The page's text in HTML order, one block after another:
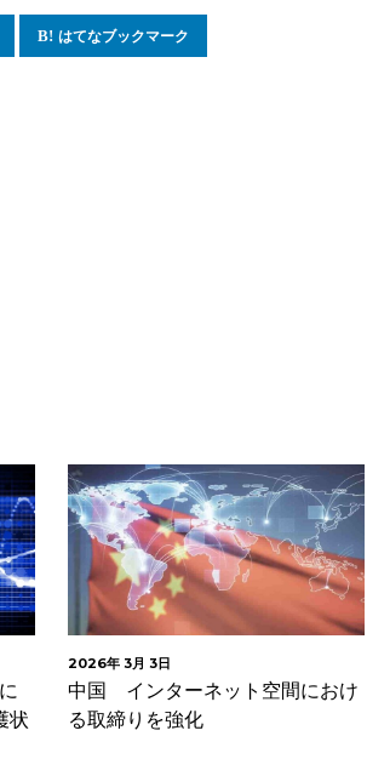
はてなブックマーク
状
2026年 3月 3日
中国 インターネット空間におけ
る取締りを強化